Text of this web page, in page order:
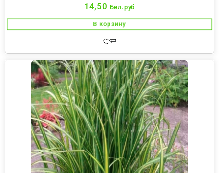
14,50 Бел.руб
В корзину